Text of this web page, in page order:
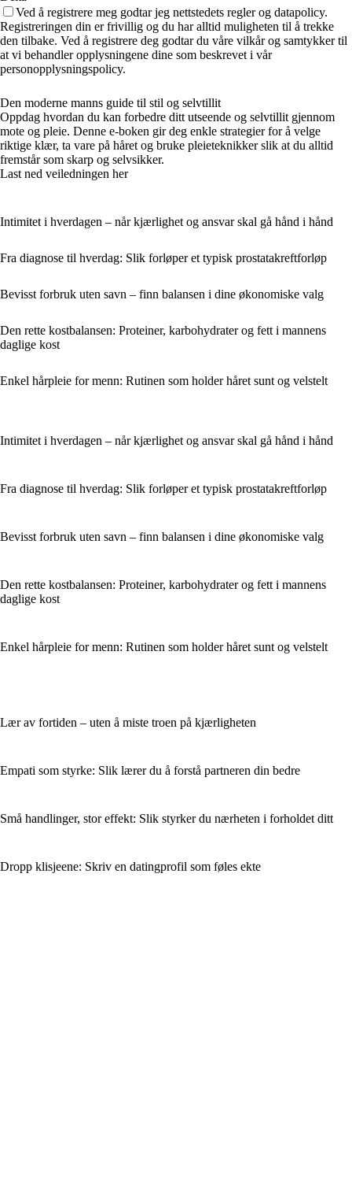
Ved å registrere meg godtar jeg nettstedets regler og datapolicy.
Registreringen din er frivillig og du har alltid muligheten til å trekke
den tilbake. Ved å registrere deg godtar du våre vilkår og samtykker til
at vi behandler opplysningene dine som beskrevet i vår
personopplysningspolicy.
Den moderne manns guide til stil og selvtillit
Oppdag hvordan du kan forbedre ditt utseende og selvtillit gjennom
mote og pleie. Denne e-boken gir deg enkle strategier for å velge
riktige klær, ta vare på håret og bruke pleieteknikker slik at du alltid
fremstår som skarp og selvsikker.
Last ned veiledningen her
Intimitet i hverdagen – når kjærlighet og ansvar skal gå hånd i hånd
Fra diagnose til hverdag: Slik forløper et typisk prostatakreftforløp
Bevisst forbruk uten savn – finn balansen i dine økonomiske valg
Den rette kostbalansen: Proteiner, karbohydrater og fett i mannens
daglige kost
Enkel hårpleie for menn: Rutinen som holder håret sunt og velstelt
Intimitet i hverdagen – når kjærlighet og ansvar skal gå hånd i hånd
Fra diagnose til hverdag: Slik forløper et typisk prostatakreftforløp
Bevisst forbruk uten savn – finn balansen i dine økonomiske valg
Den rette kostbalansen: Proteiner, karbohydrater og fett i mannens
daglige kost
Enkel hårpleie for menn: Rutinen som holder håret sunt og velstelt
Lær av fortiden – uten å miste troen på kjærligheten
Empati som styrke: Slik lærer du å forstå partneren din bedre
Små handlinger, stor effekt: Slik styrker du nærheten i forholdet ditt
Dropp klisjeene: Skriv en datingprofil som føles ekte